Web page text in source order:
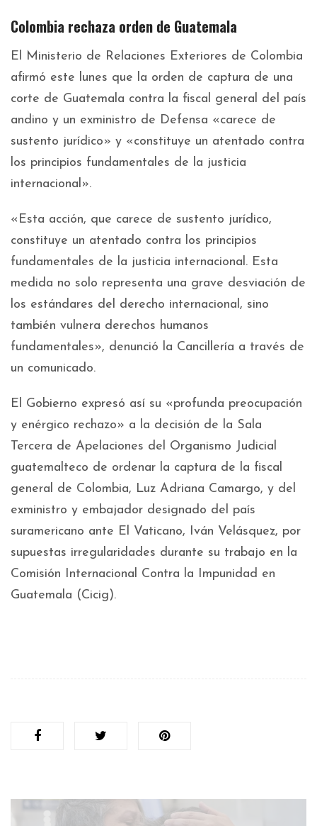
Colombia rechaza orden de Guatemala
El Ministerio de Relaciones Exteriores de Colombia
afirmó este lunes que la orden de captura de una
corte de Guatemala contra la fiscal general del país
andino y un exministro de Defensa «carece de
sustento jurídico» y «constituye un atentado contra
los principios fundamentales de la justicia
internacional».
«Esta acción, que carece de sustento jurídico,
constituye un atentado contra los principios
fundamentales de la justicia internacional. Esta
medida no solo representa una grave desviación de
los estándares del derecho internacional, sino
también vulnera derechos humanos
fundamentales», denunció la Cancillería a través de
un comunicado.
El Gobierno expresó así su «profunda preocupación
y enérgico rechazo» a la decisión de la Sala
Tercera de Apelaciones del Organismo Judicial
guatemalteco de ordenar la captura de la fiscal
general de Colombia, Luz Adriana Camargo, y del
exministro y embajador designado del país
suramericano ante El Vaticano, Iván Velásquez, por
supuestas irregularidades durante su trabajo en la
Comisión Internacional Contra la Impunidad en
Guatemala (Cicig).